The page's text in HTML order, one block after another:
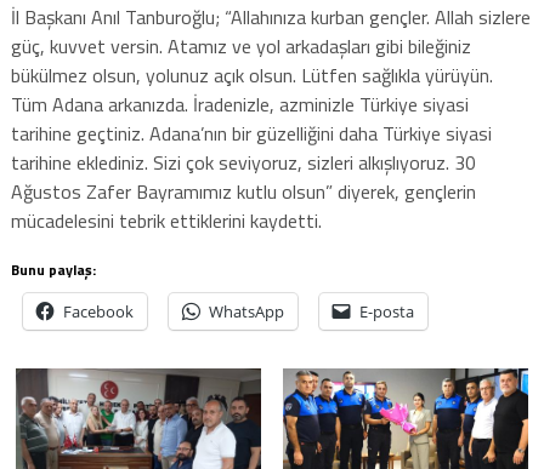
İl Başkanı Anıl Tanburoğlu; “Allahınıza kurban gençler. Allah sizlere
güç, kuvvet versin. Atamız ve yol arkadaşları gibi bileğiniz
bükülmez olsun, yolunuz açık olsun. Lütfen sağlıkla yürüyün.
Tüm Adana arkanızda. İradenizle, azminizle Türkiye siyasi
tarihine geçtiniz. Adana’nın bir güzelliğini daha Türkiye siyasi
tarihine eklediniz. Sizi çok seviyoruz, sizleri alkışlıyoruz. 30
Ağustos Zafer Bayramımız kutlu olsun” diyerek, gençlerin
mücadelesini tebrik ettiklerini kaydetti.
Bunu paylaş:
Facebook WhatsApp E-posta